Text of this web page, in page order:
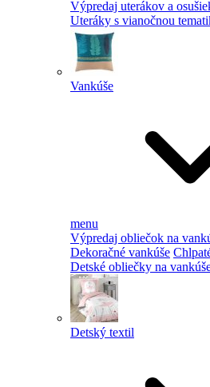
Výpredaj uterákov a
Uteráky s vianočnou
Vankúše
menu
Výpredaj obliečok na
Dekoračné vankúše
Detské obliečky na
Detský textil